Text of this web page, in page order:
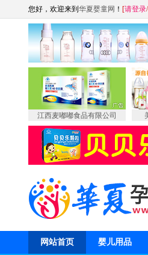
您好，欢迎来到 华夏婴童网 ！ [请登录/
江西麦嘟嘟食品有限公司
网站首页 婴儿用品